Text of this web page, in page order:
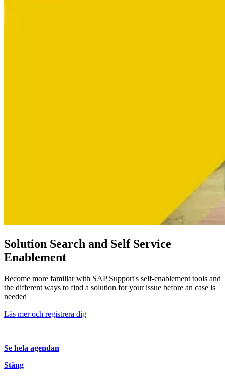
Solution Search and Self Service
Enablement
Become more familiar with SAP Support's self-enablement tools and
the different ways to find a solution for your issue before an case is
needed
Läs mer och registrera dig
Se hela agendan
Stäng